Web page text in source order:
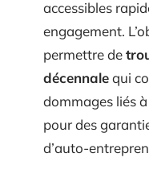
accessibles
engagement.
permettre de
décennalequi
dommages liés
pour des
d’auto-